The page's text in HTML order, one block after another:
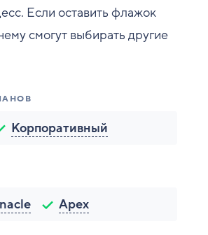
Если оставить флажок
смогут выбирать другие
Корпоративный
Apex